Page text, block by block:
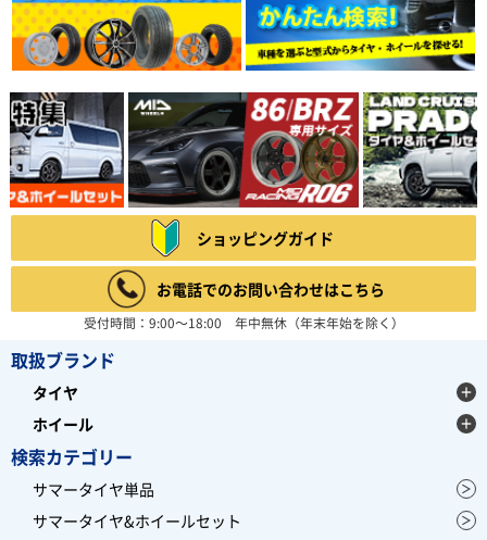
ショッピングガイド
お電話でのお問い合わせはこちら
受付時間：9:00～18:00 年中無休（年末年始を除く）
取扱ブランド
タイヤ
ホイール
検索カテゴリー
サマータイヤ単品
サマータイヤ&ホイールセット